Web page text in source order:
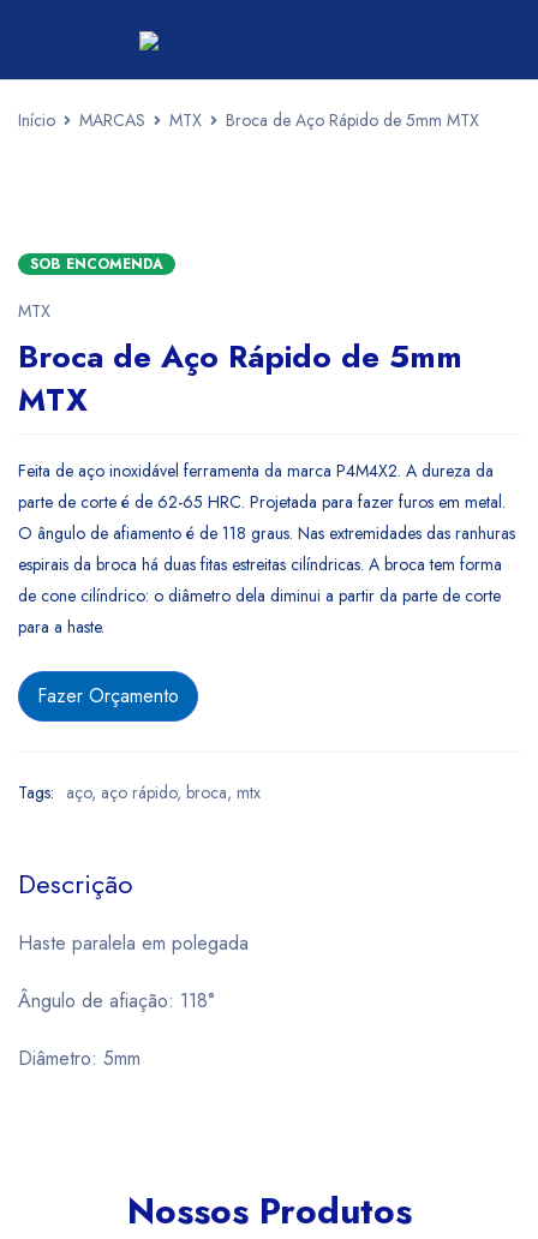
Início MARCAS MTX Broca de Aço Rápido de 5mm MTX
SOB ENCOMENDA
MTX
Broca de Aço Rápido de 5mm
MTX
Feita de aço inoxidável ferramenta da marca P4M4X2. A dureza da
parte de corte é de 62-65 HRC. Projetada para fazer furos em metal.
O ângulo de afiamento é de 118 graus. Nas extremidades das ranhuras
espirais da broca há duas fitas estreitas cilíndricas. A broca tem forma
de cone cilíndrico: o diâmetro dela diminui a partir da parte de corte
para a haste.
Fazer Orçamento
Tags: aço, aço rápido, broca, mtx
Descrição
Haste paralela em polegada
Ângulo de afiação: 118°
Diâmetro: 5mm
Nossos Produtos